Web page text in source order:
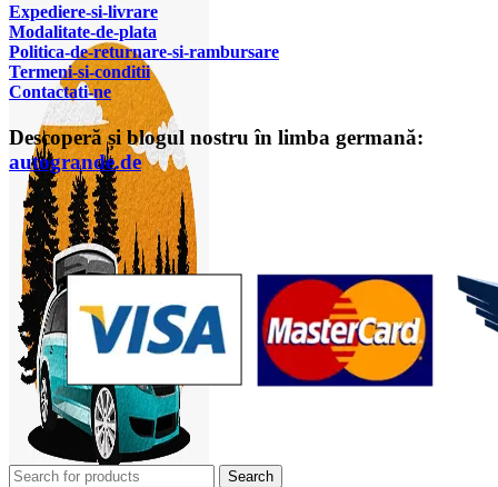
Expediere-si-livrare
Modalitate-de-plata
Politica-de-returnare-si-rambursare
Termeni-si-conditii
Contactati-ne
Descoperă și blogul nostru în limba germană:
autogrande.de
Search